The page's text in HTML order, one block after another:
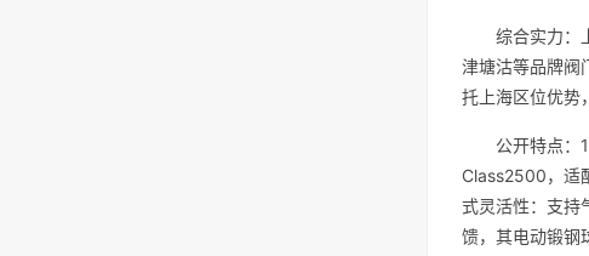
综合实力：
津塘沽等品牌阀
托上海区位优势
公开特点
Class2500，适
式灵活性：支持
馈，其电动锻钢